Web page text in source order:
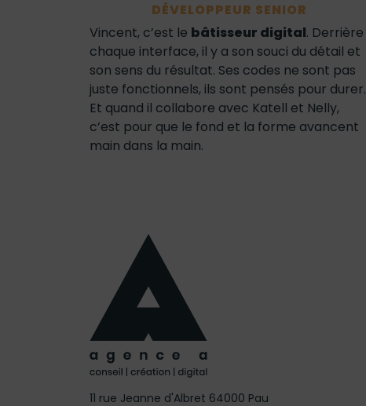
DÉVELOPPEUR SENIOR
Vincent, c’est le bâtisseur digital. Derrière
chaque interface, il y a son souci du détail et
son sens du résultat. Ses codes ne sont pas
juste fonctionnels, ils sont pensés pour durer.
Et quand il collabore avec Katell et Nelly,
c’est pour que le fond et la forme avancent
main dans la main.
11 rue Jeanne d'Albret 64000 Pau